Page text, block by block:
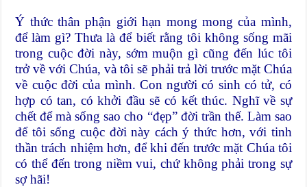
Ý thức thân phận giới hạn mong mong của mình,
để làm gì? Thưa là để biết rằng tôi không sống mãi
trong cuộc đời này, sớm muộn gì cũng đến lúc tôi
trở về với Chúa, và tôi sẽ phải trả lời trước mặt Chúa
về cuộc đời của mình. Con người có sinh có tử, có
hợp có tan, có khởi đầu sẽ có kết thúc. Nghĩ về sự
chết để mà sống sao cho “đẹp” đời trần thế. Làm sao
để tôi sống cuộc đời này cách ý thức hơn, với tinh
thần trách nhiệm hơn, để khi đến trước mặt Chúa tôi
có thể đến trong niềm vui, chứ không phải trong sự
sợ hãi!